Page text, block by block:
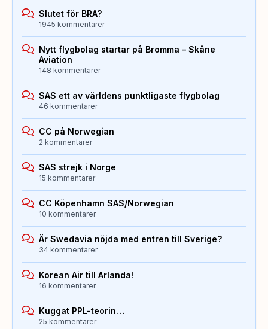
Slutet för BRA?
1945 kommentarer
Nytt flygbolag startar på Bromma – Skåne
Aviation
148 kommentarer
SAS ett av världens punktligaste flygbolag
46 kommentarer
CC på Norwegian
2 kommentarer
SAS strejk i Norge
15 kommentarer
CC Köpenhamn SAS/Norwegian
10 kommentarer
Är Swedavia nöjda med entren till Sverige?
34 kommentarer
Korean Air till Arlanda!
16 kommentarer
Kuggat PPL-teorin…
25 kommentarer